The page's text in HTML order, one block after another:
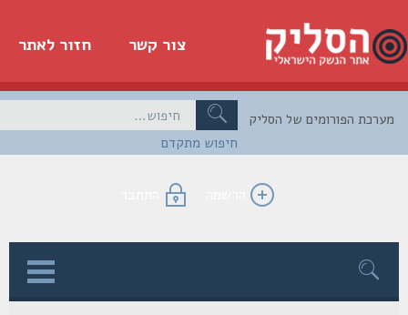
חזור לאתר צור קשר
חיפוש מתקדם
הפורומים של הסליק
הרשמה התחבר